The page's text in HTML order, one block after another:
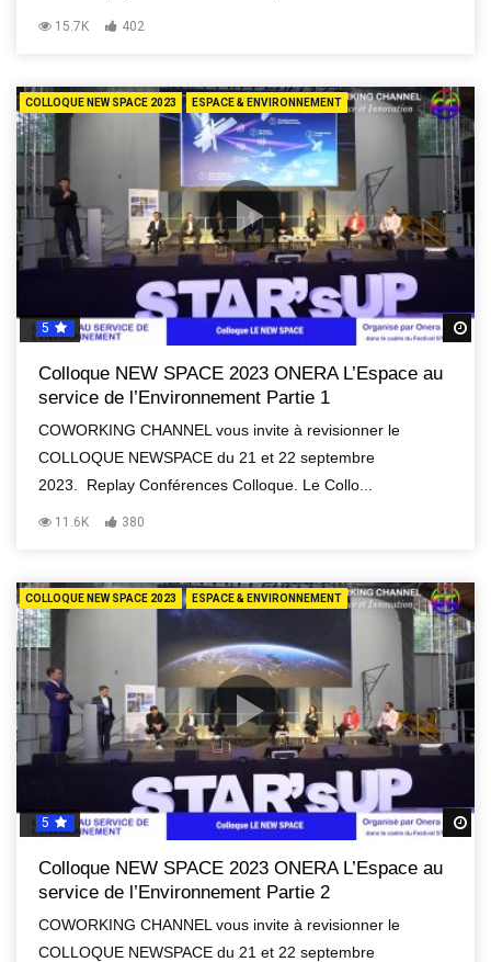
15.7K 402
COLLOQUE NEW SPACE 2023 ESPACE & ENVIRONNEMENT
5
Colloque NEW SPACE 2023 ONERA L’Espace au
service de l’Environnement Partie 1
COWORKING CHANNEL vous invite à revisionner le
COLLOQUE NEWSPACE du 21 et 22 septembre
2023. Replay Conférences Colloque. Le Collo...
11.6K 380
COLLOQUE NEW SPACE 2023 ESPACE & ENVIRONNEMENT
5
Colloque NEW SPACE 2023 ONERA L’Espace au
service de l’Environnement Partie 2
COWORKING CHANNEL vous invite à revisionner le
COLLOQUE NEWSPACE du 21 et 22 septembre